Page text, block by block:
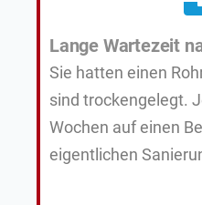
Lange Wartezeit
Sie hatten einen
sind trockengelegt.
Wochen auf einen
eigentlichen